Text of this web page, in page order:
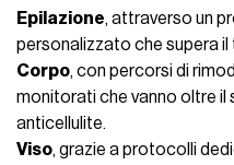
Epilazione, attraverso un
personalizzato che supera
Corpo, con percorsi di
monitorati che vanno oltre
anticellulite.
Viso, grazie a protocolli